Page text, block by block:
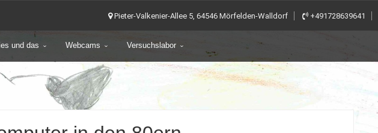
Pieter-Valkenier-Allee 5, 64546 Mörfelden-Walldorf +491728639641
und das Webcams Versuchslabor